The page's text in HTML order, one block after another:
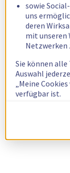
sowie
uns
deren
mit unseren
Netzwerken
Sie können
Auswahl
„Meine
verfügbar ist.
Weitere
zur